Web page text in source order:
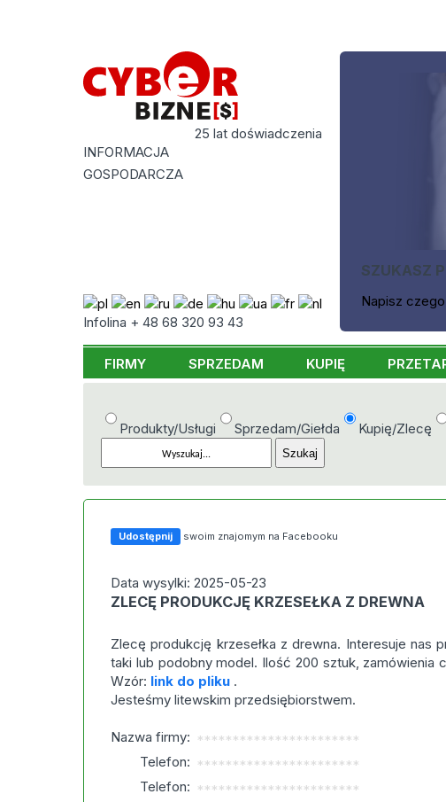
25 lat doświadczenia
INFORMACJA
GOSPODARCZA
Infolina + 48 68 320 93 43
SZUKASZ
Napisz
FIRMY SPRZEDAM KUPIĘ
Produkty/Usługi Sprzedam/Giełda Kupię/Zlecę
Udostępnij swoim znajomym na Facebooku
Data wysylki: 2025-05-23
ZLECĘ PRODUKCJĘ KRZESEŁKA Z DREWNA
Zlecę produkcję krzesełka z drewna. Interesuje nas
taki lub podobny model. Ilość 200 sztuk, zamówienia
Wzór: link do pliku .
Jesteśmy litewskim przedsiębiorstwem.
Nazwa firmy: ***********************
Telefon: ***********************
Telefon: ***********************